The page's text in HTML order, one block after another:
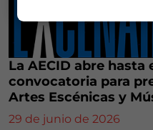
La AECID abre hasta
convocatoria para
Artes Escénicas y
29 de junio de 2026